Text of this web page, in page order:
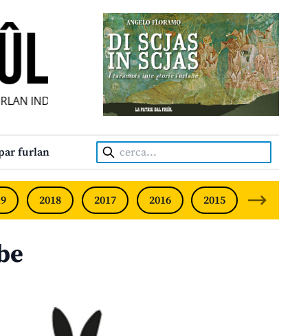
INDIPENDENT • INDEPENDENT FRIULIAN MONTHLY •
furlan Cerca:
2018 2017 2016 2015 2014